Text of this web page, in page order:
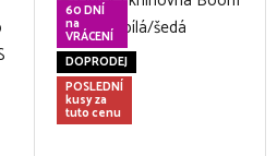
60 DNÍ
na
VRÁCENÍ
DOPRODEJ
POSLEDNÍ
kusy za
tuto cenu